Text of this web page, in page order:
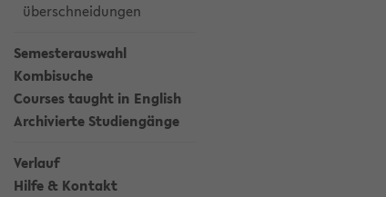
überschneidungen
Semesterauswahl
Kombisuche
Courses taught in English
Archivierte Studiengänge
Verlauf
Hilfe & Kontakt